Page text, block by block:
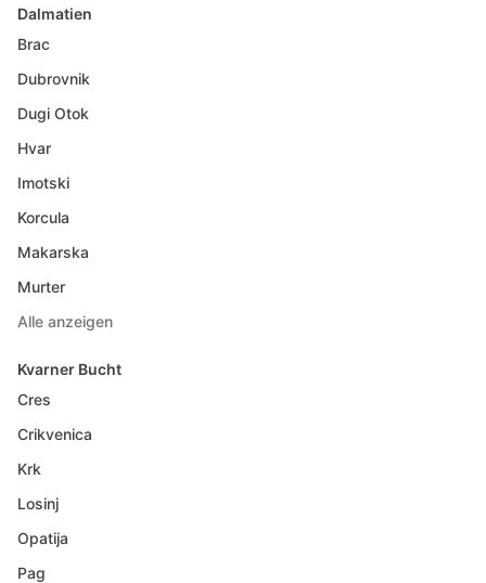
Dalmatien
Brac
Dubrovnik
Dugi Otok
Hvar
Imotski
Korcula
Makarska
Murter
Alle anzeigen
Kvarner Bucht
Cres
Crikvenica
Krk
Losinj
Opatija
Pag